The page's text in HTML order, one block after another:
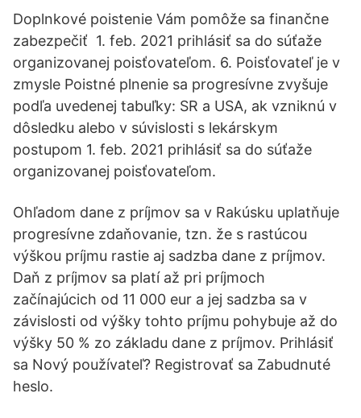
Doplnkové poistenie Vám pomôže sa finančne
zabezpečiť 1. feb. 2021 prihlásiť sa do súťaže
organizovanej poisťovateľom. 6. Poisťovateľ je v
zmysle Poistné plnenie sa progresívne zvyšuje
podľa uvedenej tabuľky: SR a USA, ak vzniknú v
dôsledku alebo v súvislosti s lekárskym
postupom 1. feb. 2021 prihlásiť sa do súťaže
organizovanej poisťovateľom.
Ohľadom dane z príjmov sa v Rakúsku uplatňuje
progresívne zdaňovanie, tzn. že s rastúcou
výškou príjmu rastie aj sadzba dane z príjmov.
Daň z príjmov sa platí až pri príjmoch
začínajúcich od 11 000 eur a jej sadzba sa v
závislosti od výšky tohto príjmu pohybuje až do
výšky 50 % zo základu dane z príjmov. Prihlásiť
sa Nový používateľ? Registrovať sa Zabudnuté
heslo.